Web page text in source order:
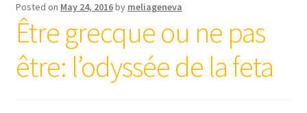
Posted on May 24, 2016by meliageneva
Être grecque ou ne pas
être: l’odyssée de la feta